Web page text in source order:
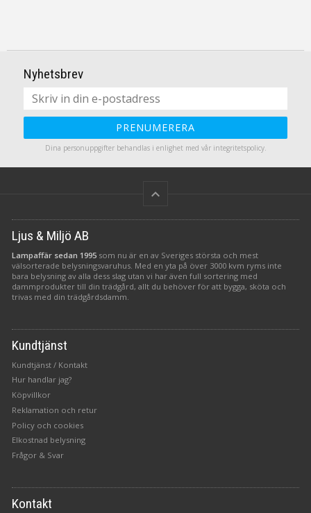
Nyhetsbrev
PRENUMERERA
Dina personuppgifter behandlas i enlighet med vår integritetspolicy.
keyboard_arrow_up
Ljus & Miljö AB
Lampaffär sedan 1995 som nu är en av Sveriges största och mest
välsorterade belysningsvaruhus. Med en yta på över 3000 kvm ryms inte
bara belysning av alla dess slag utan vi har även full sortering med
dammprodukter till din trädgård, allt du behöver för att bygga, sköta och
trivas med din trädgårdsdamm.
Kundtjänst
Kundtjänst / Kontakt
Hur handlar jag?
Köpvillkor
Reklamation och retur
Policy och cookies
Elkostnad belysning
Frågor & Svar
Kontakt